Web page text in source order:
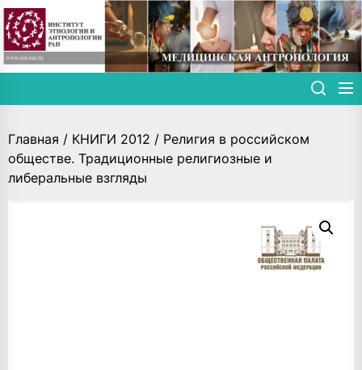
Skip
to
the
content
Главная / КНИГИ 2012 / Религия в российском
обществе. Традиционные религиозные и
либеральные взгляды